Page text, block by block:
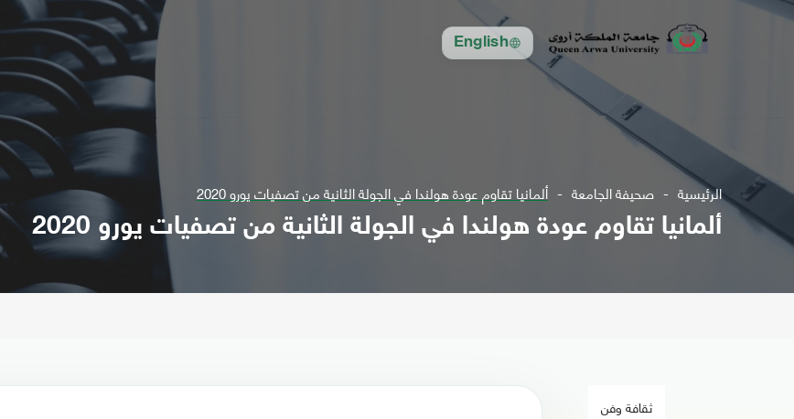
English
الرئيسية صحيفة الجامعة ألمانيا تقاوم عودة هولندا في الجولة الثانية من تصفيات يورو 2020
ألمانيا تقاوم عودة هولندا في الجولة الثانية من تصفيات يورو 2020
ثقافة وفن